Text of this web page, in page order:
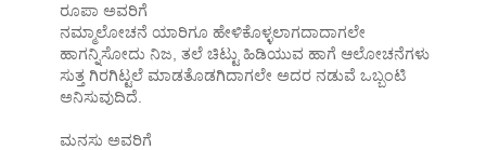
ರೂಪಾ ಅವರಿಗೆ
ನಮ್ಮಾಲೋಚನೆ ಯಾರಿಗೂ ಹೇಳಿಕೊಳ್ಳಲಾಗದಾದಾಗಲೇ
ಹಾಗನ್ನಿಸೋದು ನಿಜ, ತಲೆ ಚಿಟ್ಟು ಹಿಡಿಯುವ ಹಾಗೆ ಆಲೋಚನೆಗಳು
ಸುತ್ತ ಗಿರಗಿಟ್ಟಲೆ ಮಾಡತೊಡಗಿದಾಗಲೇ ಅದರ ನಡುವೆ ಒಬ್ಬಂಟಿ
ಅನಿಸುವುದಿದೆ.
ಮನಸು ಅವರಿಗೆ